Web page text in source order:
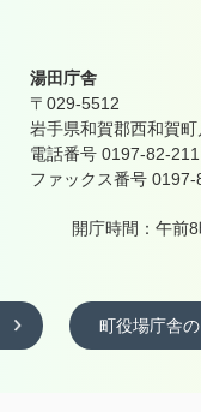
湯田庁舎
〒029-5512
岩手県和賀郡西和賀
電話番号 0197-82-
ファックス番号 0197-
開庁時間：午前
町役場庁舎